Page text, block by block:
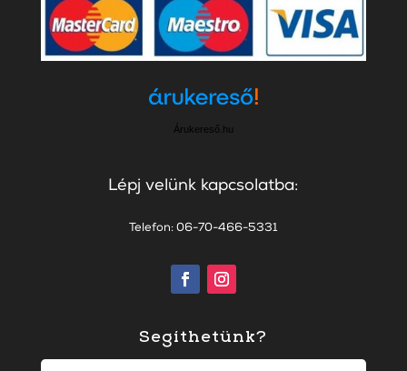
Árukereső.hu
Lépj velünk kapcsolatba:
Telefon: 06-70-466-5331
Segíthetünk?